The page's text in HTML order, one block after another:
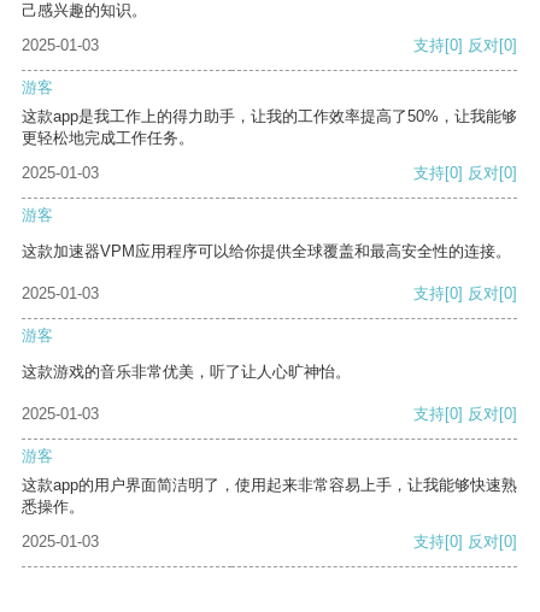
己感兴趣的知识。
2025-01-03
支持[0] 反对[0]
游客
这款app是我工作上的得力助手，让我的工作效率提高了50%，让我能够
更轻松地完成工作任务。
2025-01-03
支持[0] 反对[0]
游客
这款加速器VPM应用程序可以给你提供全球覆盖和最高安全性的连接。
2025-01-03 支持[0] 反对[0]
游客
这款游戏的音乐非常优美，听了让人心旷神怡。
2025-01-03 支持[0] 反对[0]
游客
这款app的用户界面简洁明了，使用起来非常容易上手，让我能够快速熟
悉操作。
2025-01-03
支持[0] 反对[0]